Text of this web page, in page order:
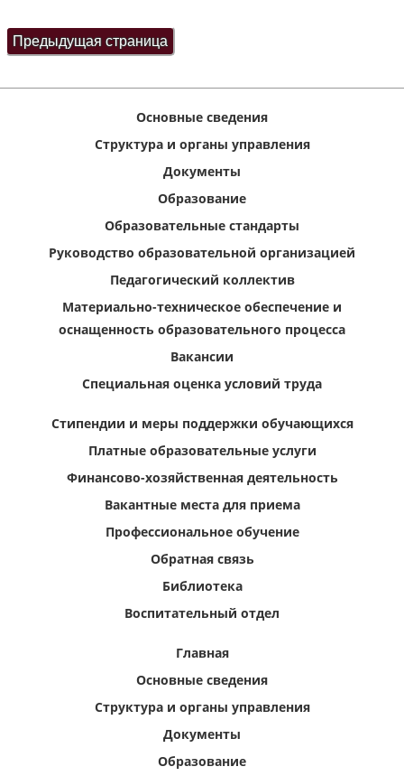
Основные сведения
Структура и органы управления
Документы
Образование
Образовательные стандарты
Руководство образовательной организацией
Педагогический коллектив
Материально-техническое обеспечение и
оснащенность образовательного процесса
Вакансии
Специальная оценка условий труда
Стипендии и меры поддержки обучающихся
Платные образовательные услуги
Финансово-хозяйственная деятельность
Вакантные места для приема
Профессиональное обучение
Обратная связь
Библиотека
Воспитательный отдел
Главная
Основные сведения
Структура и органы управления
Документы
Образование